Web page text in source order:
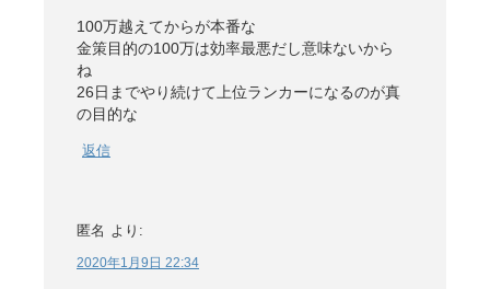
100万越えてからが本番な
金策目的の100万は効率最悪だし意味ないから
ね
26日までやり続けて上位ランカーになるのが真
の目的な
返信
匿名 より:
2020年1月9日 22:34